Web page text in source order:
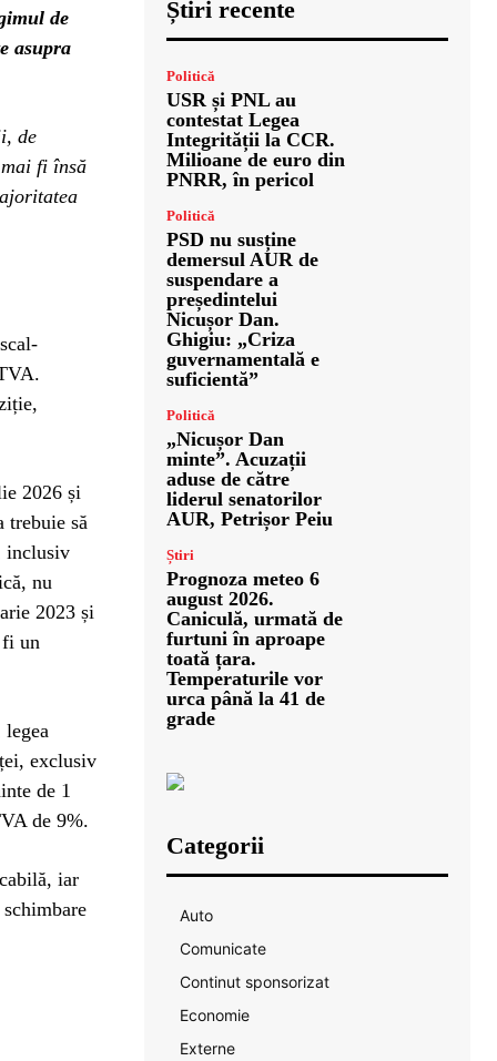
de
asupra
de
fi însă
2026 și
să
inclusiv
nu
2023 și
un
exclusiv
de 1
de 9%.
iar
Știri recente
Politică
USR și PNL au
contestat Legea
Integrității la CCR.
Milioane de euro din
PNRR, în pericol
Politică
PSD nu susține
demersul AUR de
suspendare a
președintelui
Nicușor Dan.
Ghigiu: „Criza
guvernamentală e
suficientă”
Politică
„Nicușor Dan
minte”. Acuzații
aduse de către
liderul senatorilor
AUR, Petrișor Peiu
Știri
Prognoza meteo 6
august 2026.
Caniculă, urmată de
furtuni în aproape
toată țara.
Temperaturile vor
urca până la 41 de
grade
Categorii
Auto
Comunicate
Continut sponsorizat
Economie
Externe